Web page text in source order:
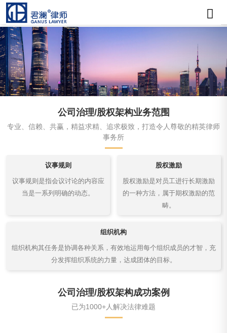
公司治理/股权架构业务范围
专业、信赖、共赢，精益求精、追求极致，打造令人尊敬的精英律师
事务所
议事规则
议事规则是指会议讨论的内容应
当是一系列明确的动态。
股权激励
股权激励是对员工进行长期激励
的一种方法，属于期权激励的范
畴。
组织机构
组织机构其任务是协调各种关系，有效地运用每个组织成员的才智，充
分发挥组织系统的力量，达成团体的目标。
公司治理/股权架构成功案例
已为1000+人解决法律难题